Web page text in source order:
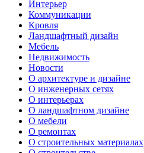
Интерьер
Коммуникации
Кровля
Ландшафтный дизайн
Мебель
Недвижимость
Новости
О архитектуре и дизайне
О инженерных сетях
О интерьерах
О ландшафтном дизайне
О мебели
О ремонтах
О строительных материалах